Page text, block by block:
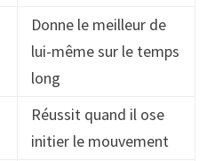
Donne le meilleur de
lui-même sur le temps
long
Réussit quand il ose
initier le mouvement